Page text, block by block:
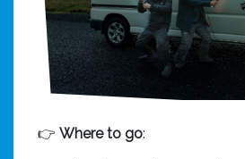
👉 Where to go: